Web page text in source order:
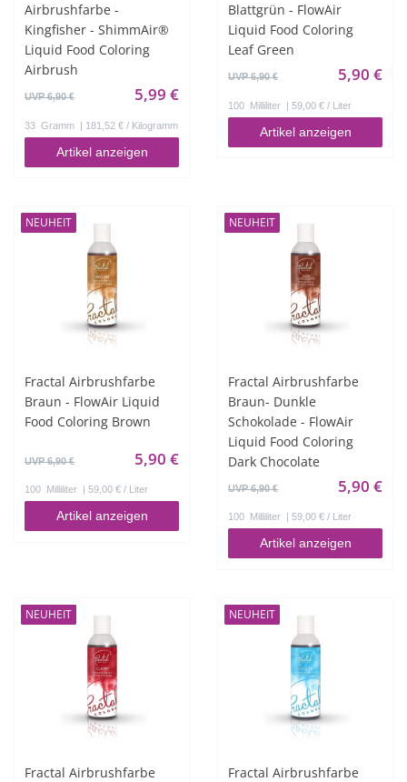
Airbrushfarbe -
Kingfisher - ShimmAir®
Liquid Food Coloring
Airbrush
UVP 6,90 € 5,99 €
33 Gramm | 181,52 € / Kilogramm
Artikel anzeigen
Blattgrün - FlowAir
Liquid Food Coloring
Leaf Green
UVP 6,90 € 5,90 €
100 Milliliter | 59,00 € / Liter
Artikel anzeigen
NEUHEIT
Fractal Airbrushfarbe
Braun - FlowAir Liquid
Food Coloring Brown
UVP 6,90 € 5,90 €
100 Milliliter | 59,00 € / Liter
Artikel anzeigen
NEUHEIT
Fractal Airbrushfarbe
Braun- Dunkle
Schokolade - FlowAir
Liquid Food Coloring
Dark Chocolate
UVP 6,90 € 5,90 €
100 Milliliter | 59,00 € / Liter
Artikel anzeigen
NEUHEIT
Fractal Airbrushfarbe
NEUHEIT
Fractal Airbrushfarbe